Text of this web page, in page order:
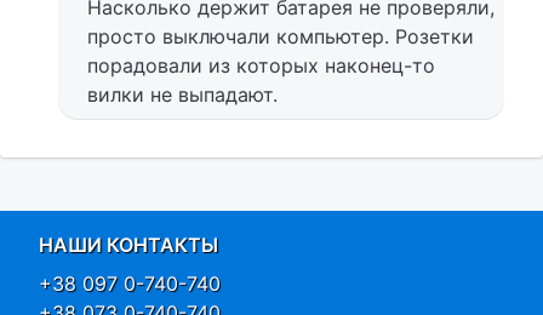
Насколько держит батарея не проверяли,
просто выключали компьютер. Розетки
порадовали из которых наконец-то
вилки не выпадают.
НАШИ КОНТАКТЫ
+38 097 0-740-740